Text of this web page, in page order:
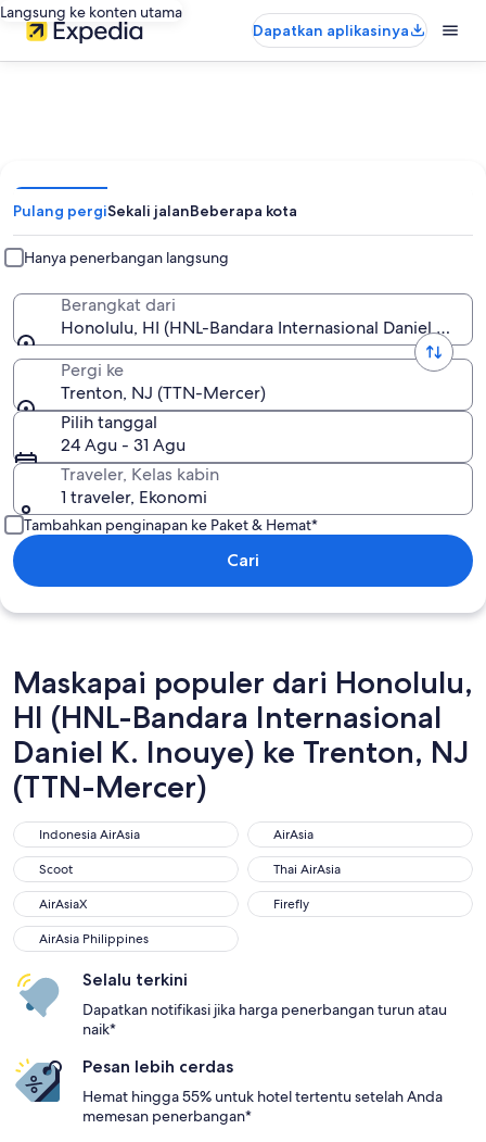
Langsung ke konten utama
Dapatkan aplikasinya
Pulang pergiSekali jalanBeberapa kota
Hanya penerbangan langsung
Berangkat dari
Honolulu, HI (HNL-Bandara Internasional Daniel K.
Pergi ke
Trenton, NJ (TTN-Mercer)
Pilih tanggal
24 Agu - 31 Agu
Traveler, Kelas kabin
1 traveler, Ekonomi
Tambahkan penginapan ke Paket & Hemat*
Cari
Maskapai populer dari Honolulu,
HI (HNL-Bandara Internasional
Daniel K. Inouye) ke Trenton, NJ
(TTN-Mercer)
Indonesia AirAsia
Indonesia AirAsia AirAsia
AirAsia
Scoot
Scoot Thai AirAsia
Thai AirAsia
AirAsiaX
AirAsiaX Firefly
Firefly
AirAsia Philippines
AirAsia Philippines
Selalu terkini
Dapatkan notifikasi jika harga penerbangan turun atau
naik*
Pesan lebih cerdas
Hemat hingga 55% untuk hotel tertentu setelah Anda
memesan penerbangan*